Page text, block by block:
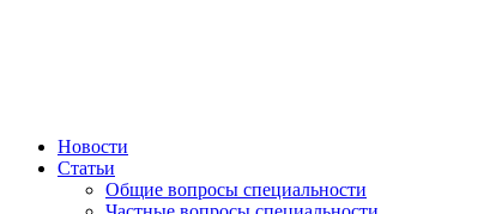
Новости
Статьи
Общие вопросы специальности